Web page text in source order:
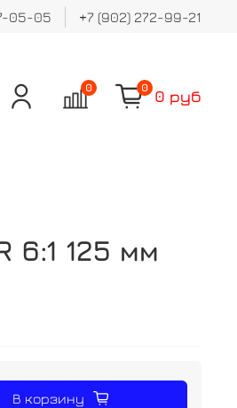
05-05 +7 (902) 272-99-21
0 0 0 руб
6:1 125 мм
В корзину